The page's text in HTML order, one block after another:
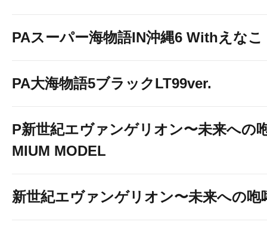
PAスーパー海物語IN沖縄6 Withえなこ
PA大海物語5ブラックLT99ver.
P新世紀エヴァンゲリオン〜未来への
MIUM MODEL
新世紀エヴァンゲリオン〜未来への咆